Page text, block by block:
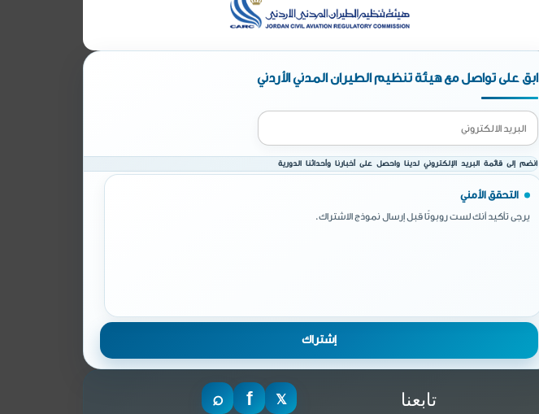
ابق على تواصل مع هيئة تنظيم الطيران المدني الأردني
انضم إلى قائمة البريد الإلكتروني لدينا واحصل على أخبارنا وأحداثنا الدورية
التحقق الأمني
يرجى تأكيد أنك لست روبوتًا قبل إرسال نموذج الاشتراك.
تابعنا